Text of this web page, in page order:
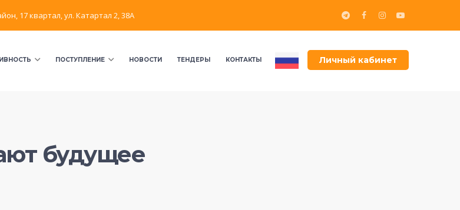
17 квартал, ул. Катартал 2, 38А
Личный кабинет
ПОСТУПЛЕНИЕ НОВОСТИ ТЕНДЕРЫ КОНТАКТЫ
будущее